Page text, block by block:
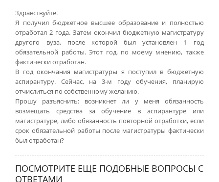
Здравствуйте.
Я получил бюджетное высшее образование и полностью
отработал 2 года. Затем окончил бюджетную магистратуру
другого вуза, после которой был установлен 1 год
обязательной работы. Этот год, по моему мнению, также
фактически отработан.
В год окончания магистратуры я поступил в бюджетную
аспирантуру. Сейчас, на 3-м году обучения, планирую
отчислиться по собственному желанию.
Прошу разъяснить: возникнет ли у меня обязанность
возмещать средства за обучение в аспирантуре или
магистратуре, либо обязанность повторной отработки, если
срок обязательной работы после магистратуры фактически
был отработан?
ПОСМОТРИТЕ ЕЩЕ ПОДОБНЫЕ ВОПРОСЫ С
ОТВЕТАМИ